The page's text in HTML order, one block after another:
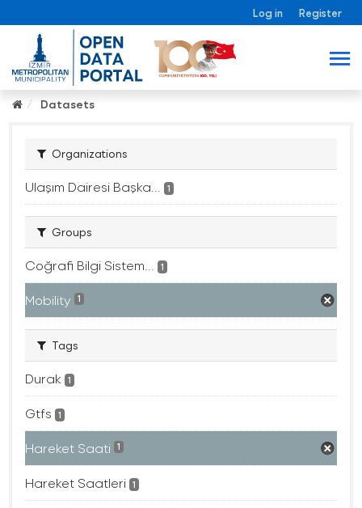
Log in Register
Datasets
Organizations
Ulaşım Dairesi Başka... 1
Groups
Coğrafi Bilgi Sistem... 1
Mobility 1
Tags
Durak 1
Gtfs 1
Hareket Saati 1
Hareket Saatleri 1